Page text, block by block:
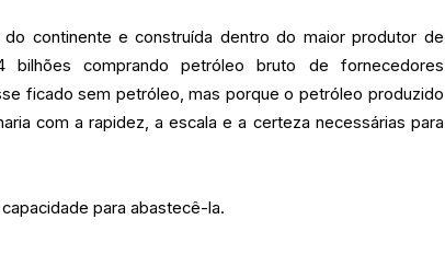
continente e construída dentro do maior produtor de
comprando petróleo bruto de fornecedores
ficado sem petróleo, mas porque o petróleo produzido
com a rapidez, a escala e a certeza necessárias para
para abastecê-la.